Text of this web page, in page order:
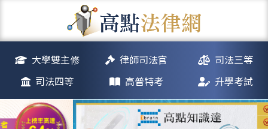
大學雙主修 律師司法官
司法三等
司法四等
高普特考 升學考試